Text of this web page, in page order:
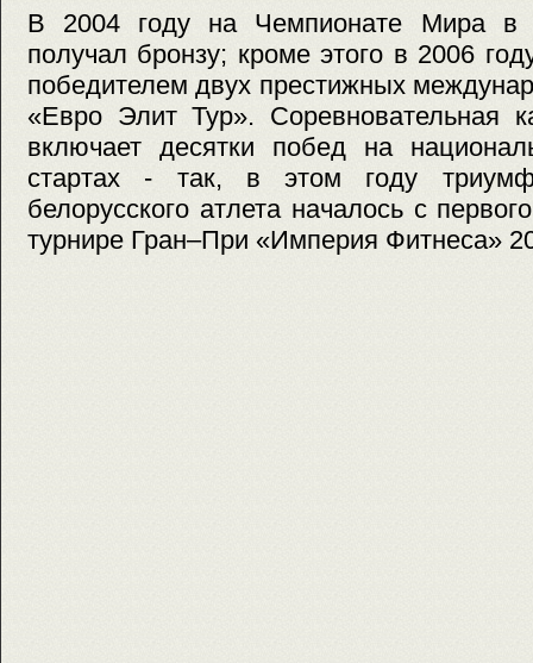
В 2004 году на Чемпионате Мира в
получал бронзу; кроме этого в 2006
победителем двух престижных
«Евро Элит Тур». Соревновательная
включает десятки побед на
стартах - так, в этом году
белорусского атлета началось с
турнире Гран–При «Империя Фитнеса»